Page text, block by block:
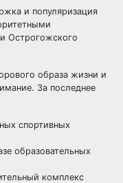
и популяризация
Острогожского
образа жизни и
За последнее
спортивных
образовательных
комплекс